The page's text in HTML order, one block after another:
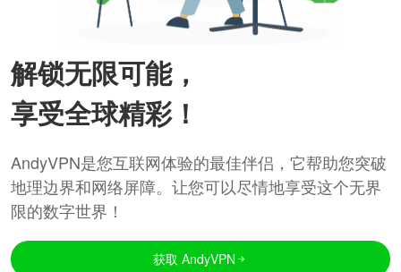
解锁无限可能，
享受全球精彩！
AndyVPN是您互联网体验的最佳伴侣，它帮助您突破
地理边界和网络屏障。让您可以尽情地享受这个无界
限的数字世界！
获取 AndyVPN